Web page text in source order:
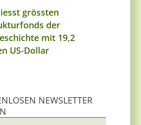
grössten
der
mit 19,2
US-Dollar
NEWSLETTER